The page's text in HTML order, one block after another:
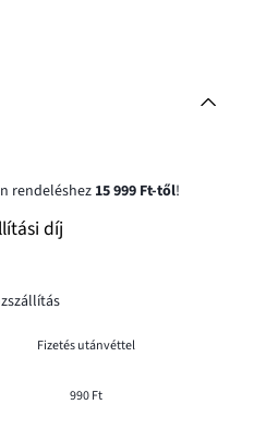
rendeléshez 15 999 Ft-től!
díj
Fizetés utánvéttel
990 Ft